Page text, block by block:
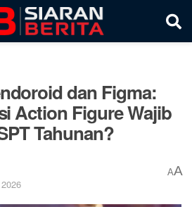
dan Figma:
Action Figure Wajib
Tahunan?
AA